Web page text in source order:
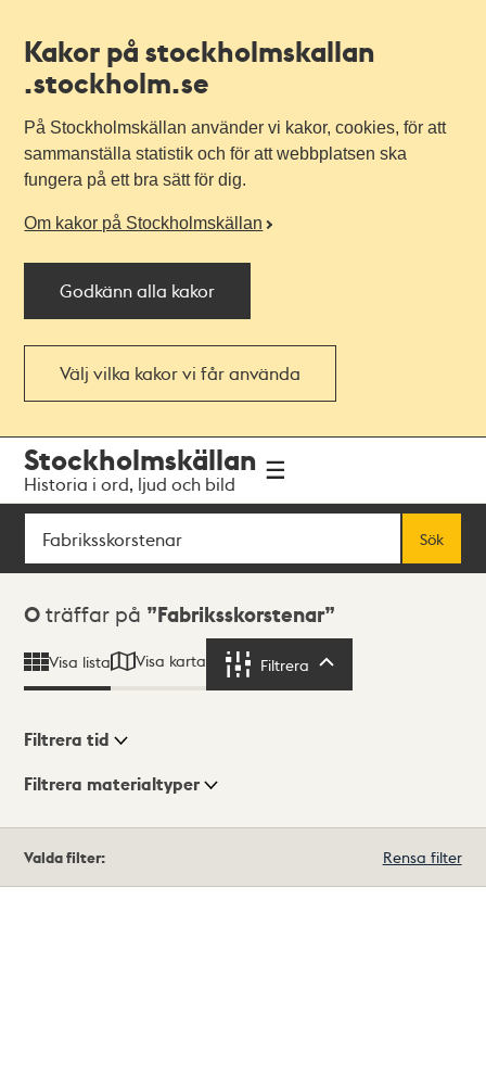
Kakor på stockholmskallan
.stockholm.se
På Stockholmskällan använder vi kakor, cookies, för att
sammanställa statistik och för att webbplatsen ska
fungera på ett bra sätt för dig.
Om kakor på Stockholmskällan
Godkänn alla kakor
Välj vilka kakor vi får använda
navigationen
huvudinnehållet
Stockholmskällan
Historia i ord, ljud och bild
Sök
Sök
Sökresultat
0 träffar på Fabriksskorstenar
Visa lista Visa karta Filtrera
Visningsläge
Filtrera tid
Filtrera materialtyper
träffar
Valda filter: Rensa filter